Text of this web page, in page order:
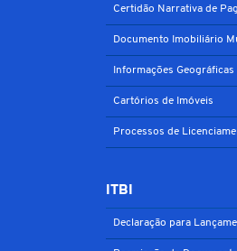
Certidão Narrativa de
Documento Imobiliário
Informações Geográficas
Cartórios de Imóveis
Processos de
ITBI
Declaração para